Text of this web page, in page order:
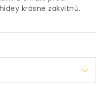
O nás
krásne zakvitnú.